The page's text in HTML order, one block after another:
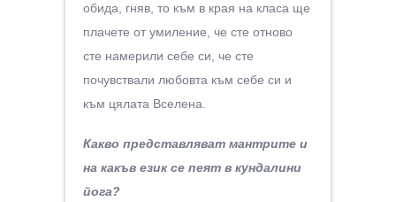
обида, гняв, то към в края на класа ще
плачете от умиление, че сте отново
сте намерили себе си, че сте
почувствали любовта към себе си и
към цялата Вселена.
Какво представляват мантрите и
на какъв език се пеят в кундалини
йога?